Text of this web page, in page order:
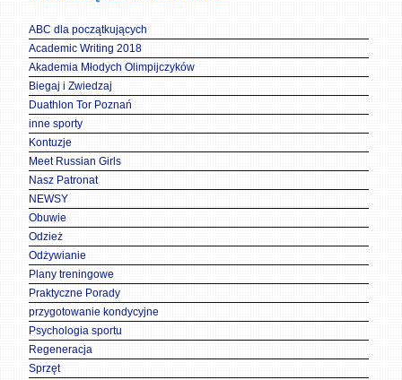
ABC dla początkujących
Academic Writing 2018
Akademia Młodych Olimpijczyków
Biegaj i Zwiedzaj
Duathlon Tor Poznań
inne sporty
Kontuzje
Meet Russian Girls
Nasz Patronat
NEWSY
Obuwie
Odzież
Odżywianie
Plany treningowe
Praktyczne Porady
przygotowanie kondycyjne
Psychologia sportu
Regeneracja
Sprzęt